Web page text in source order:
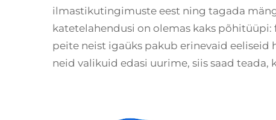
ilmastikutingimuste eest ning tagada
katetelahendusi on olemas kaks
peite neist igaüks pakub erinevaid
neid valikuid edasi uurime, siis saad